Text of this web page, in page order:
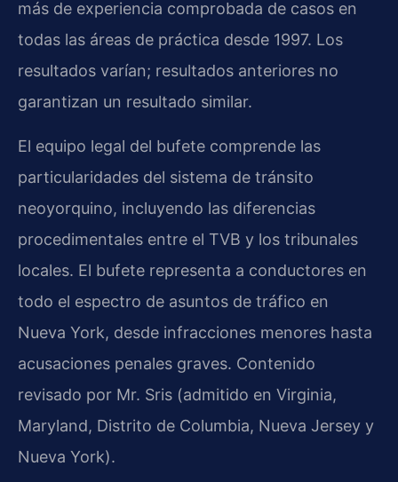
más de experiencia comprobada de casos en
todas las áreas de práctica desde 1997. Los
resultados varían; resultados anteriores no
garantizan un resultado similar.
El equipo legal del bufete comprende las
particularidades del sistema de tránsito
neoyorquino, incluyendo las diferencias
procedimentales entre el TVB y los tribunales
locales. El bufete representa a conductores en
todo el espectro de asuntos de tráfico en
Nueva York, desde infracciones menores hasta
acusaciones penales graves. Contenido
revisado por Mr. Sris (admitido en Virginia,
Maryland, Distrito de Columbia, Nueva Jersey y
Nueva York).